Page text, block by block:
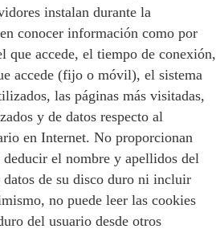
instalan durante la
conocer información como por
que accede, el tiempo de conexión,
accede (fijo o móvil), el sistema
las páginas más visitadas,
y de datos respecto al
en Internet. No proporcionan
el nombre y apellidos del
de su disco duro ni incluir
no puede leer las cookies
del usuario desde otros